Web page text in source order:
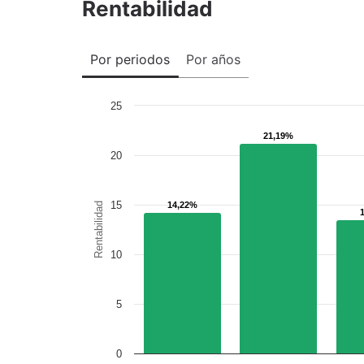
Rentabilidad
Por periodos Por años
Rentabilidad 14,22%
14,22%
21,19%
21,19%
0
5
10
15
20
25